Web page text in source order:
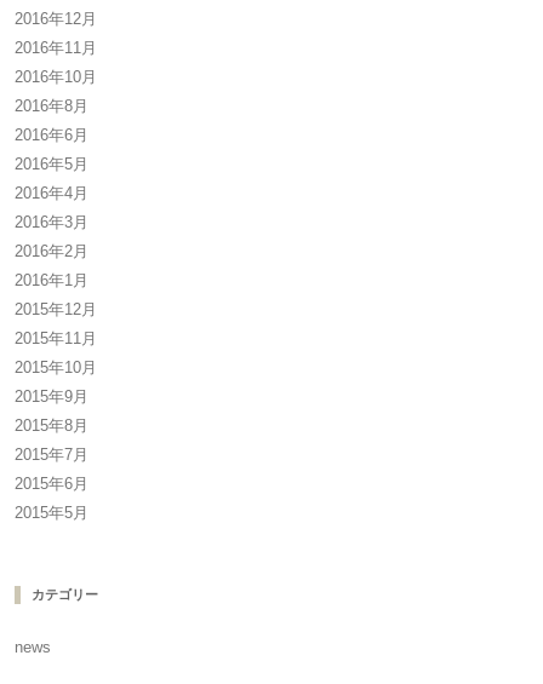
2016年12月
2016年11月
2016年10月
2016年8月
2016年6月
2016年5月
2016年4月
2016年3月
2016年2月
2016年1月
2015年12月
2015年11月
2015年10月
2015年9月
2015年8月
2015年7月
2015年6月
2015年5月
カテゴリー
news